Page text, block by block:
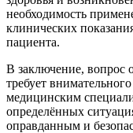
необходимость
клинических
пациента.
В заключение, вопрос
требует
медицинским
определённых
оправданным и